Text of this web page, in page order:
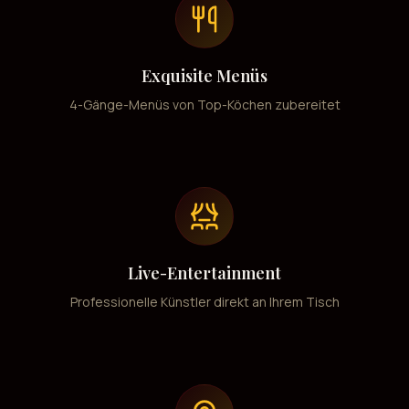
Exquisite Menüs
4-Gänge-Menüs von Top-Köchen zubereitet
Live-Entertainment
Professionelle Künstler direkt an Ihrem Tisch